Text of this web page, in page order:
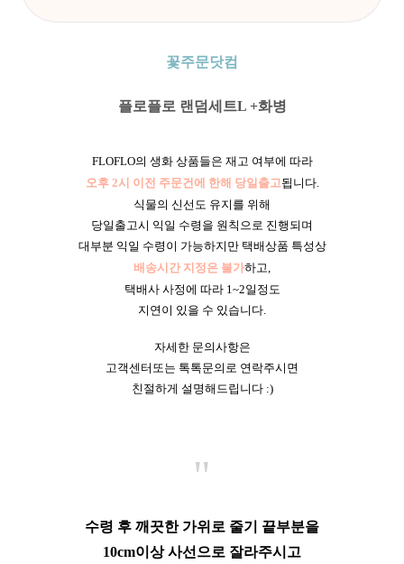
꽃주문닷컴
플로플로 랜덤세트L +화병
FLOFLO의 생화 상품들은 재고 여부에 따라
오후 2시 이전 주문건에 한해 당일출고됩니다.
식물의 신선도 유지를 위해
당일출고시 익일 수령을 원칙으로 진행되며
대부분 익일 수령이 가능하지만 택배상품 특성상
배송시간 지정은 불가하고,
택배사 사정에 따라 1~2일정도
지연이 있을 수 있습니다.
자세한 문의사항은
고객센터또는 톡톡문의로 연락주시면
친절하게 설명해드립니다 :)
"
수령 후 깨끗한 가위로 줄기 끝부분을
10cm이상 사선으로 잘라주시고